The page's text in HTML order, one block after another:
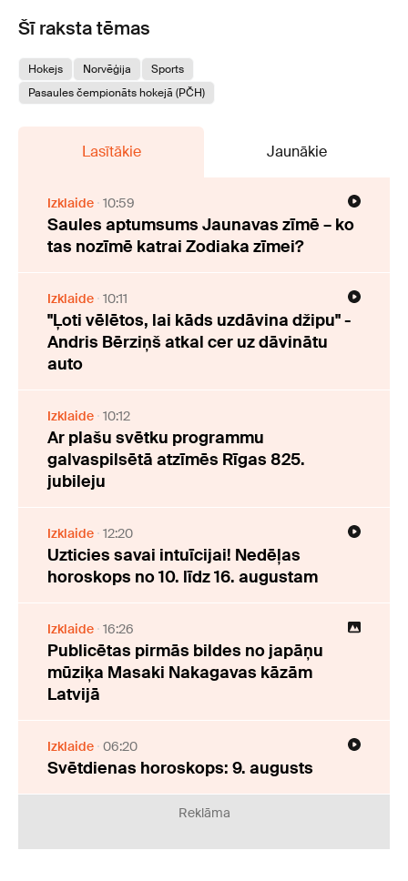
Šī raksta tēmas
Hokejs Norvēģija
Sports
Pasaules čempionāts hokejā (PČH)
Lasītākie Jaunākie
Izklaide 10:59
Saules aptumsums Jaunavas zīmē – ko
tas nozīmē katrai Zodiaka zīmei?
Izklaide 10:11
"Ļoti vēlētos, lai kāds uzdāvina džipu" -
Andris Bērziņš atkal cer uz dāvinātu
auto
Izklaide 10:12
Ar plašu svētku programmu
galvaspilsētā atzīmēs Rīgas 825.
jubileju
Izklaide 12:20
Uzticies savai intuīcijai! Nedēļas
horoskops no 10. līdz 16. augustam
Izklaide 16:26
Publicētas pirmās bildes no japāņu
mūziķa Masaki Nakagavas kāzām
Latvijā
Izklaide 06:20
Svētdienas horoskops: 9. augusts
Reklāma